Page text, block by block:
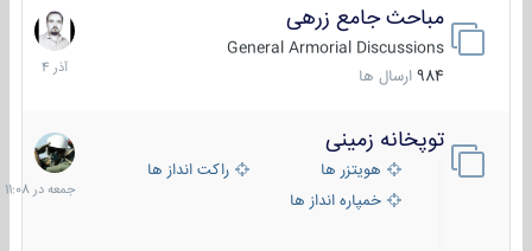
مباحث جامع زرهی
General Armorial Discussions
984 ارسال ها
7
آذر
1404
توپخانه زمینی
هویتزر ها
راکت انداز ها
خمپاره انداز ها
جمعه
در
11:08